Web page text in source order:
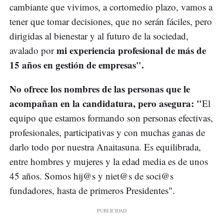
cambiante que vivimos, a cortomedio plazo, vamos a
tener que tomar decisiones, que no serán fáciles, pero
dirigidas al bienestar y al futuro de la sociedad,
avalado pormi experiencia profesional de más de
15 años en gestión de empresas".
No ofrece los nombres de las personas que le
acompañan en la candidatura, pero asegura: "El
equipo que estamos formando son personas efectivas,
profesionales, participativas y con muchas ganas de
darlo todo por nuestra Anaitasuna. Es equilibrada,
entre hombres y mujeres y la edad media es de unos
45 años. Somos hij@s y niet@s de soci@s
fundadores, hasta de primeros Presidentes".